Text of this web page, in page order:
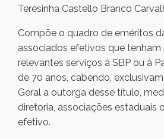
Teresinha Castello Branco
Compõe o quadro de eméritos
associados efetivos que tenham
relevantes serviços à SBP ou à
de 70 anos, cabendo,
Geral a outorga desse título,
diretoria, associações estaduais
efetivo.